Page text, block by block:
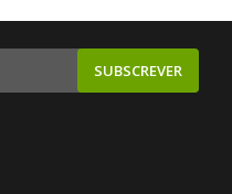
SUBSCREVER